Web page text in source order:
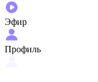
Эфир
Профиль